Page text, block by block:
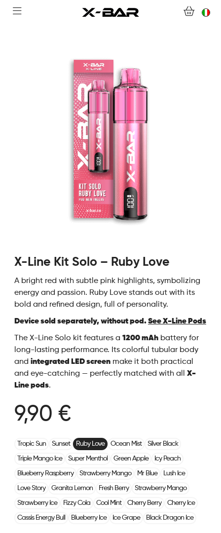
ABONNEMENTS
DOMANDE FREQUENTI
DIVENTA UN GROSSISTA X-BAR
IL MIO ACCOUNT
X-Line Kit Solo – Ruby Love
A bright red with subtle pink highlights, symbolizing
energy and passion. Ruby Love stands out with its
bold and refined design, full of personality.
Device sold separately, without pod.See X-Line Pods
The X-Line Solo kit features a 1200 mAhbattery for
long-lasting performance. Its colorful tubular body
and integrated LED screenmake it both practical
and eye-catching — perfectly matched with all X-
Line pods.
9,90 €
Tropic Sun Sunset Ruby Love Ocean Mist Silver Black
Triple Mango Ice Super Menthol Green Apple Icy Peach
Blueberry Raspberry Strawberry Mango Mr Blue Lush Ice
Love Story Granita Lemon Fresh Berry Strawberry Mango
Strawberry Ice Fizzy Cola Cool Mint Cherry Berry Cherry Ice
Cassis Energy Bull Blueberry Ice Ice Grape Black Dragon Ice